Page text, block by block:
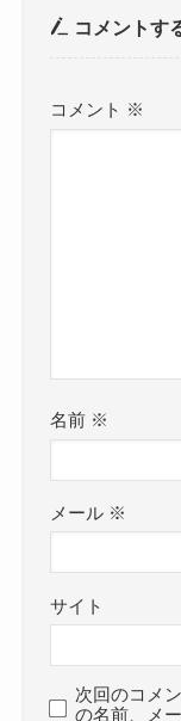
コメントす
コメント ※
名前 ※
メール ※
サイト
次回のコメ
の名前、メ